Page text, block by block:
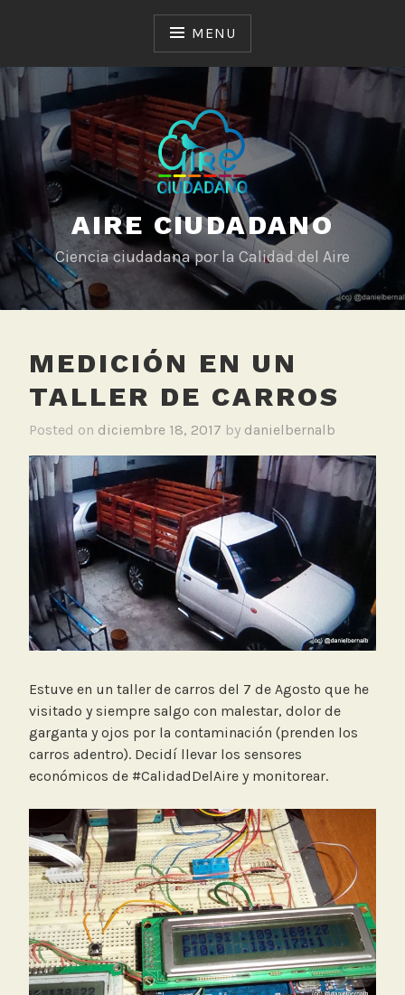
MENU
AIRE CIUDADANO
Ciencia ciudadana por la Calidad del Aire
MEDICIÓN EN UN
TALLER DE CARROS
Posted on diciembre 18, 2017 by danielbernalb
Estuve en un taller de carros del 7 de Agosto que he
visitado y siempre salgo con malestar, dolor de
garganta y ojos por la contaminación (prenden los
carros adentro). Decidí llevar los sensores
económicos de #CalidadDelAire y monitorear.